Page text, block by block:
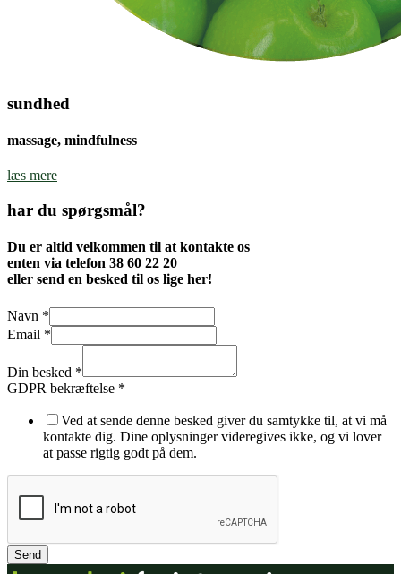
sundhed
massage, mindfulness
læs mere
har du spørgsmål?
Du er altid velkommen til at kontakte os
enten via telefon 38 60 22 20
eller send en besked til os lige her!
Navn *
Email *
Din besked *
GDPR bekræftelse *
Ved at sende denne besked giver du samtykke til, at vi må
kontakte dig. Dine oplysninger videregives ikke, og vi lover
at passe rigtig godt på dem.
Send